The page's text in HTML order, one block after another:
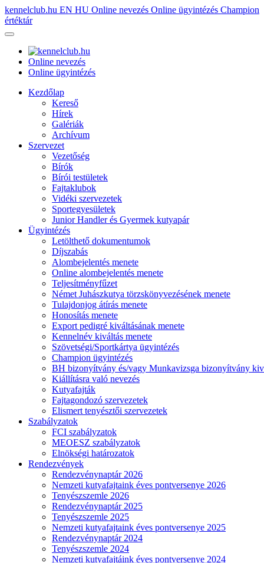
kennelclub.hu EN HU Online nevezés Online ügyintézés Champion
értéktár
Online nevezés
Online ügyintézés
Kezdőlap
Kereső
Hírek
Galériák
Archívum
Szervezet
Vezetőség
Bírók
Bírói testületek
Fajtaklubok
Vidéki szervezetek
Sportegyesületek
Junior Handler és Gyermek kutyapár
Ügyintézés
Letölthető dokumentumok
Díjszabás
Alombejelentés menete
Online alombejelentés menete
Teljesítményfűzet
Német Juhászkutya törzskönyvezésének menete
Tulajdonjog átírás menete
Honosítás menete
Export pedigré kiváltásának menete
Kennelnév kiváltás menete
Szövetségi/Sportkártya ügyintézés
Champion ügyintézés
BH bizonyítvány és/vagy Munkavizsga bizonyítvány
Kiállításra való nevezés
Kutyafajták
Fajtagondozó szervezetek
Elismert tenyésztői szervezetek
Szabályzatok
FCI szabályzatok
MEOESZ szabályzatok
Elnökségi határozatok
Rendezvények
Rendezvénynaptár 2026
Nemzeti kutyafajtaink éves pontversenye 2026
Tenyészszemle 2026
Rendezvénynaptár 2025
Tenyészszemle 2025
Nemzeti kutyafajtaink éves pontversenye 2025
Rendezvénynaptár 2024
Tenyészszemle 2024
Nemzeti kutyafajtáink éves pontversenye 2024